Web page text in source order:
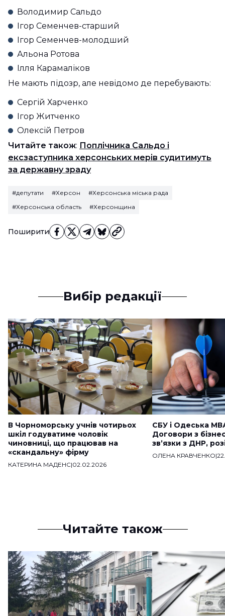
Поширити
Володимир Сальдо
Ігор Семенчев-старший
Ігор Семенчев-молодший
Альона Ротова
Ілля Карамаліков
Не мають підозр, але невідомо де перебувають:
Сергій Харченко
Ігор Житченко
Олексій Петров
Читайте також: Поплічника Сальдо і
ексзаступника херсонських мерів судитимуть
за державну зраду
#депутати #Херсон
#Херсонська міська рада
#Херсонська область
#Херсонщина
Вибір редакції
В Чорноморську учнів чотирьох
шкіл годуватиме чоловік
чиновниці, що працював на
«скандальну» фірму
КАТЕРИНА МАДЕНС|02.02.2026
СБУ і Одеська
Договори з
звʼязки з ДНР,
ОЛЕНА КРАВЧЕНКО|
Читайте також